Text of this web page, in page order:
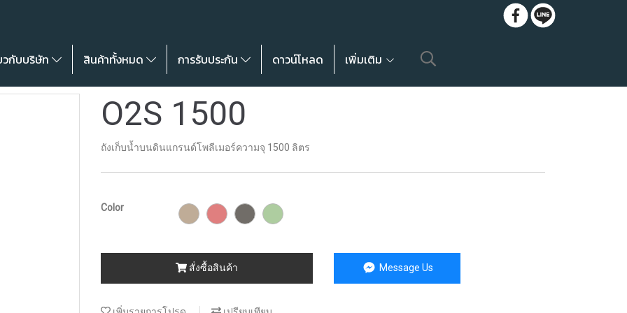
วกับบริษัท สินค้าทั้งหมด การรับประกัน ดาวน์โหลด เพิ่มเติม
O2S 1500
ถังเก็บน้ำบนดินแกรนด์โพลีเมอร์ความจุ 1500 ลิตร
Color
สั่งซื้อสินค้า Message Us